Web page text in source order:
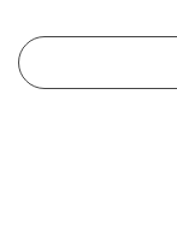
■YOUNG &
TOTE BAG